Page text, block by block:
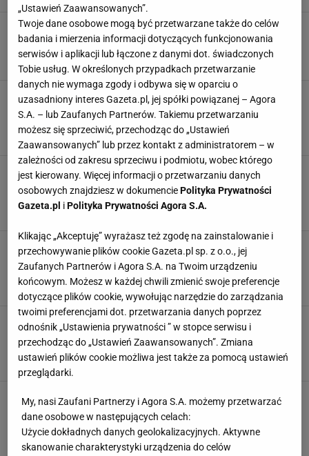
Dodasz je do sałatek i ciast. Zrobisz raz, a w
słoikach będą stać przez cały rok
GRUSZKI GRUSZKI W ZALEWIE OWOCE
Ciocia Krysia zdradziła mi przepis na jesienny
przysmak. Możesz dodać go do ciast lub dań
mięsnych
GRUSZKI GRUSZKI W ZALEWIE NEWS
Gruszki w occie cioci Asi z Radomia. Tak
pysznych nie robi nikt w rodzinie, a ważna jest
jedna przyprawa
GRUSZKI GRUSZKI W ZALEWIE
Najlepsze gruszki w occie - przepis od cioci z
Radomia. Liczą się lata praktyki i dwa smaczne
dodatki
GRUSZKI GRUSZKI W ZALEWIE NEWS
Gruszki w occie. Przepis babci na zimową
przekąskę z waniliną i cynamonem. Idealna do
mięs i pasztetów
GRUSZKI GRUSZKI W ZALEWIE NEWS
Słodkie przetwory z gruszek dla łasuchów z
przepisu Ewy Wachowicz. Choć zimne, to
rozgrzewają jesienne brzuszki
GRUSZKA GRUSZKI GRUSZKI W SYROPIE
„Ustawień Zaawansowanych”.
Twoje dane osobowe mogą być przetwarzane także do celów
badania i mierzenia informacji dotyczących funkcjonowania
serwisów i aplikacji lub łączone z danymi dot. świadczonych
Tobie usług. W określonych przypadkach przetwarzanie
danych nie wymaga zgody i odbywa się w oparciu o
uzasadniony interes Gazeta.pl, jej spółki powiązanej – Agora
S.A. – lub Zaufanych Partnerów. Takiemu przetwarzaniu
możesz się sprzeciwić, przechodząc do „Ustawień
Zaawansowanych” lub przez kontakt z administratorem – w
zależności od zakresu sprzeciwu i podmiotu, wobec którego
jest kierowany. Więcej informacji o przetwarzaniu danych
osobowych znajdziesz w dokumenciePolityka Prywatności
Gazeta.pl iPolityka Prywatności Agora S.A.
Klikając „Akceptuję” wyrażasz też zgodę na zainstalowanie i
przechowywanie plików cookie Gazeta.pl sp. z o.o., jej
Zaufanych Partnerów i Agora S.A. na Twoim urządzeniu
końcowym. Możesz w każdej chwili zmienić swoje preferencje
dotyczące plików cookie, wywołując narzędzie do zarządzania
twoimi preferencjami dot. przetwarzania danych poprzez
odnośnik „Ustawienia prywatności ” w stopce serwisu i
przechodząc do „Ustawień Zaawansowanych”. Zmiana
ustawień plików cookie możliwa jest także za pomocą ustawień
przeglądarki.
My, nasi Zaufani Partnerzy i Agora S.A. możemy przetwarzać
dane osobowe w następujących celach:
Użycie dokładnych danych geolokalizacyjnych. Aktywne
skanowanie charakterystyki urządzenia do celów